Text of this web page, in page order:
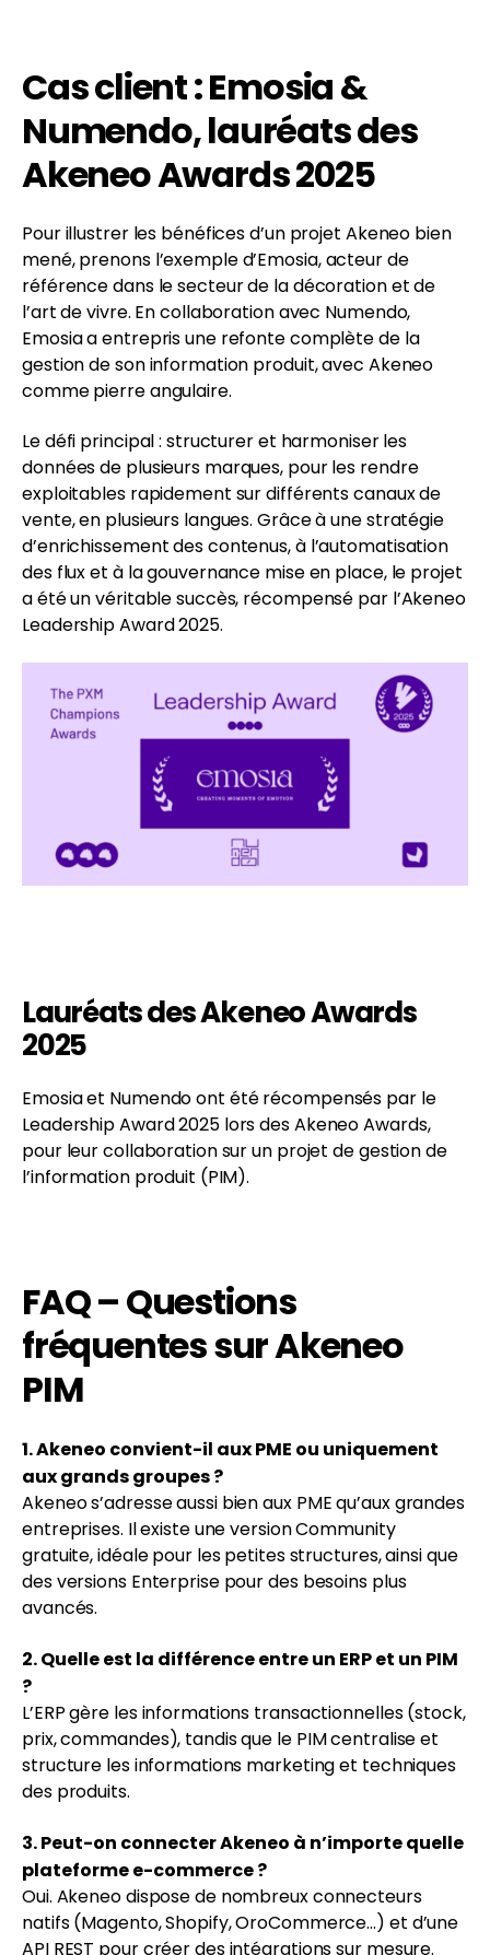
Cas client : Emosia &
Numendo, lauréats des
Akeneo Awards 2025
Pour illustrer les bénéfices d’un projet Akeneo bien
mené, prenons l’exemple d’Emosia, acteur de
référence dans le secteur de la décoration et de
l’art de vivre. En collaboration avec Numendo,
Emosia a entrepris une refonte complète de la
gestion de son information produit, avec Akeneo
comme pierre angulaire.
Le défi principal : structurer et harmoniser les
données de plusieurs marques, pour les rendre
exploitables rapidement sur différents canaux de
vente, en plusieurs langues. Grâce à une stratégie
d’enrichissement des contenus, à l’automatisation
des flux et à la gouvernance mise en place, le projet
a été un véritable succès, récompensé par l’Akeneo
Leadership Award 2025.
Lauréats des Akeneo Awards
2025
Emosia et Numendo ont été récompensés par le
Leadership Award 2025 lors des Akeneo Awards,
pour leur collaboration sur un projet de gestion de
l’information produit (PIM).
FAQ – Questions
fréquentes sur Akeneo
PIM
1. Akeneo convient-il aux PME ou uniquement
aux grands groupes ?
Akeneo s’adresse aussi bien aux PME qu’aux grandes
entreprises. Il existe une version Community
gratuite, idéale pour les petites structures, ainsi que
des versions Enterprise pour des besoins plus
avancés.
2. Quelle est la différence entre un ERP et un PIM
?
L’ERP gère les informations transactionnelles (stock,
prix, commandes), tandis que le PIM centralise et
structure les informations marketing et techniques
des produits.
3. Peut-on connecter Akeneo à n’importe quelle
plateforme e-commerce ?
Oui. Akeneo dispose de nombreux connecteurs
natifs (Magento, Shopify, OroCommerce…) et d’une
API REST pour créer des intégrations sur mesure.